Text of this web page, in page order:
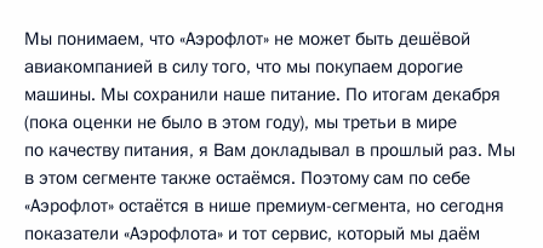
Мы понимаем, что «Аэрофлот» не может быть дешёвой
авиакомпанией в силу того, что мы покупаем дорогие
машины. Мы сохранили наше питание. По итогам декабря
(пока оценки не было в этом году), мы третьи в мире
по качеству питания, я Вам докладывал в прошлый раз. Мы
в этом сегменте также остаёмся. Поэтому сам по себе
«Аэрофлот» остаётся в нише премиум-сегмента, но сегодня
показатели «Аэрофлота» и тот сервис, который мы даём